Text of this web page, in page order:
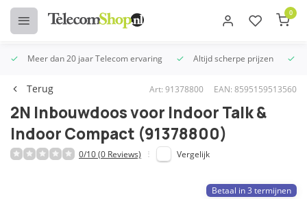
0
Meer dan 20 jaar Telecom ervaring Altijd scherpe prijzen
Terug Art: 91378800 EAN: 8595159513560
2N Inbouwdoos voor Indoor Talk &
Indoor Compact (91378800)
0/10 (0 Reviews) Vergelijk
Betaal in 3 termijnen